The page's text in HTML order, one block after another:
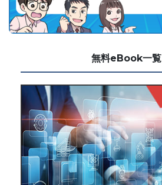
無料eBook一覧